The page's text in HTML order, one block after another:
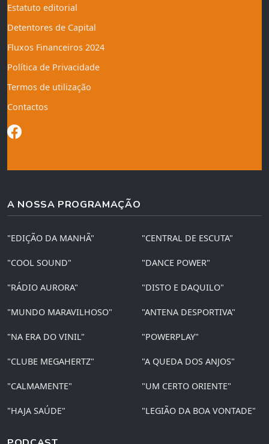
Estatuto editorial
Detentores de Capital
Fluxos Financeiros 2024
Política de Privacidade
Termos de utilização
Contactos
A NOSSA PROGRAMAÇÃO
"EDIÇÃO DA MANHÃ" "CENTRAL DE ESCUTA"
"COOL SOUND" "DANCE POWER"
"RÁDIO AURORA" "DISTO E DAQUILO"
"MUNDO MARAVILHOSO" "ANTENA DESPORTIVA"
"NA ERA DO VINIL" "POWERPLAY"
"CLUBE MEGAHERTZ" "A QUEDA DOS ANJOS"
"CALMAMENTE" "UM CERTO ORIENTE"
"HAJA SAÚDE" "LEGIÃO DA BOA VONTADE"